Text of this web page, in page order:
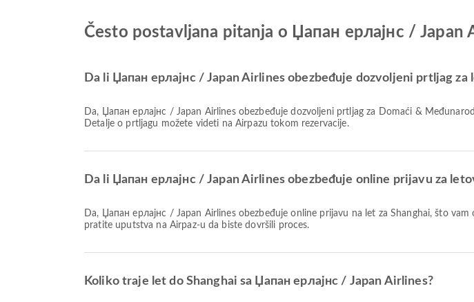
Često postavljana pitanja o Џапан ерлајнс / Japan
Da li Џапан ерлајнс / Japan Airlines obezbeđuje dozvoljeni prtljag za
Da, Џапан ерлајнс / Japan Airlines obezbeđuje dozvoljeni prtljag za Domaći & Međunarodno letove ka Shanghai. Detalji se razlikuju u zavisnosti od vrste karte i destinacije.
Detalje o prtljagu možete videti na Airpazu tokom rezervacije.
Da li Џапан ерлајнс / Japan Airlines obezbeđuje online prijavu za
Da, Џапан ерлајнс / Japan Airlines obezbeđuje online prijavu na let za Shanghai, što vam omogućava da se jednostavno prijavite za svoj let preko naše platforme. Jednostavno
pratite uputstva na Airpaz-u da biste dovršili proces.
Koliko traje let do Shanghai sa Џапан ерлајнс / Japan Airlines?